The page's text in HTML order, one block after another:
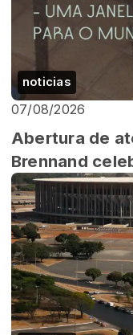
noticias
07/08/2026
Abertura de
Brennand